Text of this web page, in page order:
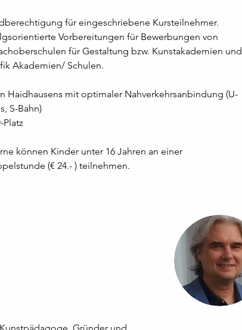
für eingeschriebene Kursteilnehmer.
Vorbereitungen für Bewerbungen von
für Gestaltung bzw. Kunstakademien und
Akademien/ Schulen.
Haidhausens mit optimaler Nahverkehrsanbindung (U-
S-Bahn)
Platz
können Kinder unter 16 Jahren an einer
(€ 24.- ) teilnehmen.